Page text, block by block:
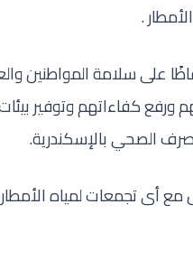
.
على سلامة المواطنين
ورفع كفاءاتهم وتوفير
الصحي بالإسكندرية.
مع أى تجمعات لمياه